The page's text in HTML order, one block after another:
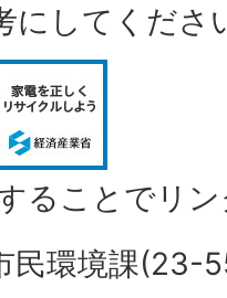
にしてくださ
ることでリ
民環境課(23-